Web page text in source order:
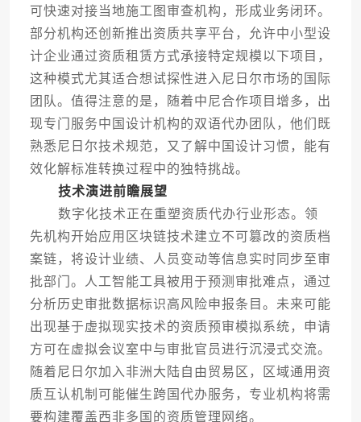
可快速对接当地施工图审查机构，形成业务闭环。
部分机构还创新推出资质共享平台，允许中小型设
计企业通过资质租赁方式承接特定规模以下项目，
这种模式尤其适合想试探性进入尼日尔市场的国际
团队。值得注意的是，随着中尼合作项目增多，出
现专门服务中国设计机构的双语代办团队，他们既
熟悉尼日尔技术规范，又了解中国设计习惯，能有
效化解标准转换过程中的独特挑战。
技术演进前瞻展望
数字化技术正在重塑资质代办行业形态。领
先机构开始应用区块链技术建立不可篡改的资质档
案链，将设计业绩、人员变动等信息实时同步至审
批部门。人工智能工具被用于预测审批难点，通过
分析历史审批数据标识高风险申报条目。未来可能
出现基于虚拟现实技术的资质预审模拟系统，申请
方可在虚拟会议室中与审批官员进行沉浸式交流。
随着尼日尔加入非洲大陆自由贸易区，区域通用资
质互认机制可能催生跨国代办服务，专业机构将需
要构建覆盖西非多国的资质管理网络。